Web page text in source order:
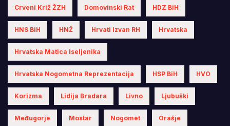
Crveni Križ ŽZH Domovinski Rat HDZ BiH
HNS BiH HNŽ Hrvati Izvan RH Hrvatska
Hrvatska Matica Iseljenika
Hrvatska Nogometna Reprezentacija HSP BiH HVO
Korizma Lidija Bradara Livno Ljubuški
Međugorje Mostar Nogomet Orašje